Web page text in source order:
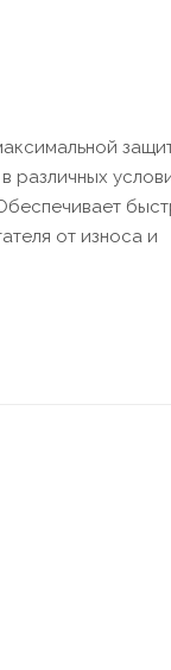
различных
от износа и